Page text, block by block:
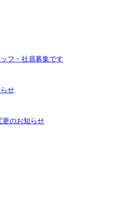
フ・社員募集です
せ
更のお知らせ